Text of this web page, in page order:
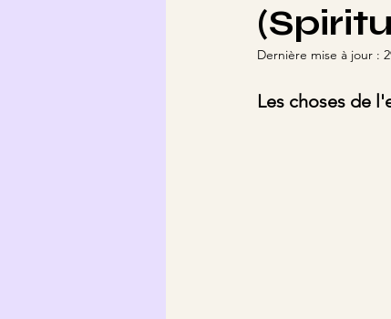
Dernière mise à jour :
Les choses de